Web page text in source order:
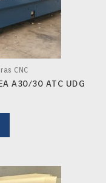
CNC
A30/30 ATC UDG